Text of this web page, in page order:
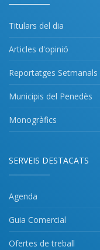
Titulars del dia
Articles d'opinió
Reportatges Setmanals
Municipis del Penedès
Monogràfics
SERVEIS DESTACATS
Agenda
Guia Comercial
Ofertes de treball